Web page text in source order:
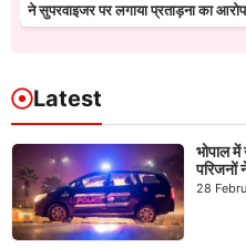
ने सुपरवाइजर पर लगाया प्रताड़ना का आरोप
Latest
भोपाल
परिजनों
28